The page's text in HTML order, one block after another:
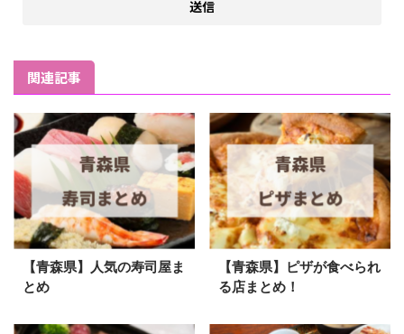
関連記事
【青森県】人気の寿司屋ま
とめ
【青森県】ピザが食べられ
る店まとめ！